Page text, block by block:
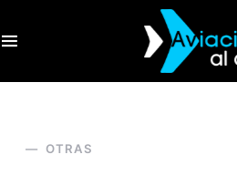
OTRAS